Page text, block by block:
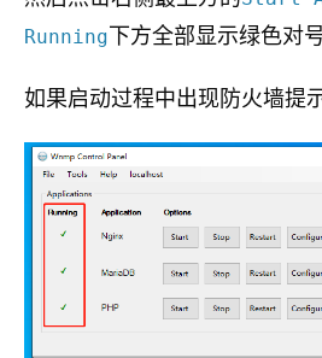
Running下方全部显示绿色对
如果启动过程中出现防火墙提